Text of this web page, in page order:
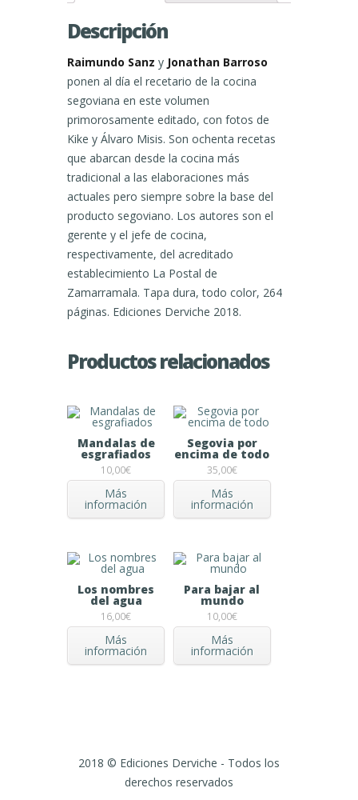
Descripción
Raimundo Sanz y Jonathan Barroso
ponen al día el recetario de la cocina
segoviana en este volumen
primorosamente editado, con fotos de
Kike y Álvaro Misis. Son ochenta recetas
que abarcan desde la cocina más
tradicional a las elaboraciones más
actuales pero siempre sobre la base del
producto segoviano. Los autores son el
gerente y el jefe de cocina,
respectivamente, del acreditado
establecimiento La Postal de
Zamarramala. Tapa dura, todo color, 264
páginas. Ediciones Derviche 2018.
Productos relacionados
Mandalas de
esgrafiados
10,00€
Más
información
Segovia por
encima de todo
35,00€
Más
información
Los nombres
del agua
16,00€
Más
información
Para bajar al
mundo
10,00€
Más
información
2018 © Ediciones Derviche - Todos los
derechos reservados